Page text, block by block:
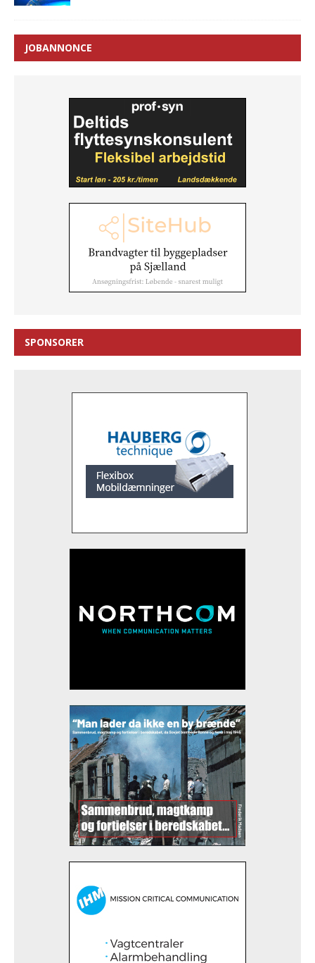
JOBANNONCE
SPONSORER